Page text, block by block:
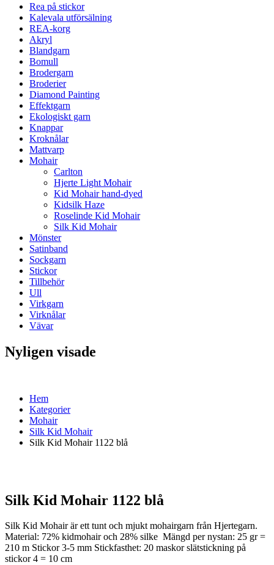
Rea på stickor
Kalevala utförsälning
REA-korg
Akryl
Blandgarn
Bomull
Brodergarn
Broderier
Diamond Painting
Effektgarn
Ekologiskt garn
Knappar
Kroknålar
Mattvarp
Mohair
Carlton
Hjerte Light Mohair
Kid Mohair hand-dyed
Kidsilk Haze
Roselinde Kid Mohair
Silk Kid Mohair
Mönster
Satinband
Sockgarn
Stickor
Tillbehör
Ull
Virkgarn
Virknålar
Vävar
Nyligen visade
Hem
Kategorier
Mohair
Silk Kid Mohair
Silk Kid Mohair 1122 blå
Silk Kid Mohair 1122 blå
Silk Kid Mohair är ett tunt och mjukt mohairgarn från Hjertegarn.
Material: 72% kidmohair och 28% silke Mängd per nystan: 25 gr =
210 m Stickor 3-5 mm Stickfasthet: 20 maskor slätstickning på
stickor 4 = 10 cm